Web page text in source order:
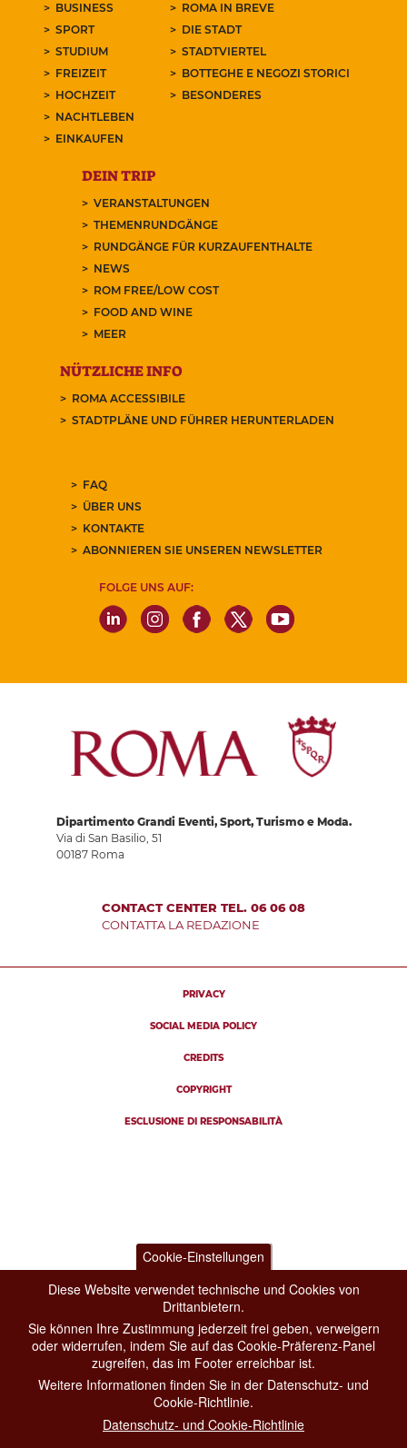
BUSINESS
SPORT
STUDIUM
FREIZEIT
HOCHZEIT
NACHTLEBEN
EINKAUFEN
ROMA IN BREVE
DIE STADT
STADTVIERTEL
BOTTEGHE E NEGOZI STORICI
BESONDERES
DEIN TRIP
VERANSTALTUNGEN
THEMENRUNDGÄNGE
RUNDGÄNGE FÜR KURZAUFENTHALTE
NEWS
ROM FREE/LOW COST
FOOD AND WINE
MEER
NÜTZLICHE INFO
ROMA ACCESSIBILE
STADTPLÄNE UND FÜHRER HERUNTERLADEN
FAQ
ÜBER UNS
KONTAKTE
ABONNIEREN SIE UNSEREN NEWSLETTER
FOLGE UNS AUF:
Dipartimento Grandi Eventi, Sport, Turismo e Moda.
Via di San Basilio, 51
00187 Roma
CONTACT CENTER TEL. 06 06 08
CONTATTA LA REDAZIONE
PRIVACY
SOCIAL MEDIA POLICY
CREDITS
COPYRIGHT
ESCLUSIONE DI RESPONSABILITÀ
Cookie-Einstellungen
Diese Website verwendet technische und Cookies von
Drittanbietern.
Sie können Ihre Zustimmung jederzeit frei geben, verweigern
oder widerrufen, indem Sie auf das Cookie-Präferenz-Panel
zugreifen, das im Footer erreichbar ist.
Weitere Informationen finden Sie in der Datenschutz- und
Cookie-Richtlinie.
Datenschutz- und Cookie-Richtlinie